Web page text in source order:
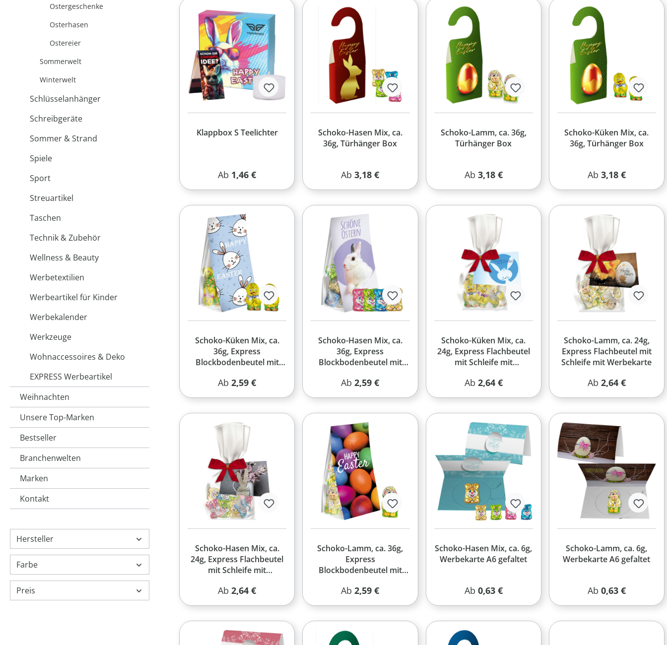
Klappbox S Teelichter
Regulärer Preis:
Ab 1,46 €
Schoko-Hasen Mix, ca.
36g, Türhänger Box
Regulärer Preis:
Ab3,18 €
Schoko-Lamm, ca. 36g,
Türhänger Box
Regulärer Preis:
Ab 3,18 €
Schoko-Küken Mix, ca.
36g, Türhänger Box
Regulärer Preis:
Ab 3,18 €
Schoko-Küken Mix, ca.
36g, Express
Blockbodenbeutel mit
Regulärer Preis:
Ab2,59 €
Schoko-Hasen Mix, ca.
36g, Express
Blockbodenbeutel mit
Regulärer Preis:
Ab2,59 €
Schoko-Küken Mix, ca.
24g, Express Flachbeutel
mit Schleife mit
Regulärer Preis:
Ab 2,64 €
Schoko-Lamm, ca. 24g,
Express Flachbeutel mit
Schleife mit Werbekarte
Regulärer Preis:
Ab 2,64 €
Schoko-Hasen Mix, ca.
24g, Express Flachbeutel
mit Schleife mit
Regulärer Preis:
Ab2,64 €
Schoko-Lamm, ca. 36g,
Express
Blockbodenbeutel mit
Regulärer Preis:
Ab2,59 €
Schoko-Hasen Mix, ca. 6g,
Werbekarte A6 gefaltet
Regulärer Preis:
Ab 0,63 €
Schoko-Lamm, ca. 6g,
Werbekarte A6 gefaltet
Regulärer Preis:
Ab 0,63 €
Ostergeschenke
Osterhasen
Ostereier
Sommerwelt
Winterwelt
Schlüsselanhänger
Schreibgeräte
Sommer & Strand
Spiele
Sport
Streuartikel
Taschen
Technik & Zubehör
Wellness & Beauty
Werbetextilien
Werbeartikel für Kinder
Werbekalender
Werkzeuge
Wohnaccessoires & Deko
EXPRESS Werbeartikel
Weihnachten
Unsere Top-Marken
Bestseller
Branchenwelten
Marken
Kontakt
Hersteller
Farbe
Preis